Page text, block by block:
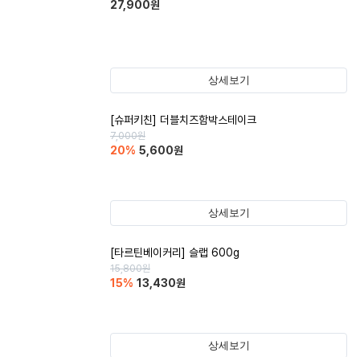
27,900원
상세보기
[슈퍼키친] 더블치즈함박스테이크
7,000원
20% 5,600원
상세보기
[타르틴베이커리] 슬랩 600g
15,800원
15% 13,430원
상세보기